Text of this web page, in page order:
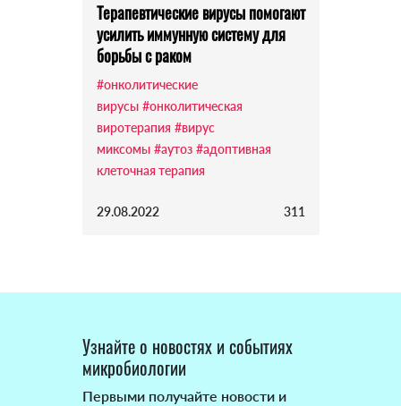
Терапевтические вирусы помогают
усилить иммунную систему для
борьбы с раком
#онколитические
вирусы #онколитическая
виротерапия #вирус
миксомы #аутоз #адоптивная
клеточная терапия
29.08.2022 311
Узнайте о новостях и событиях
микробиологии
Первыми получайте новости и